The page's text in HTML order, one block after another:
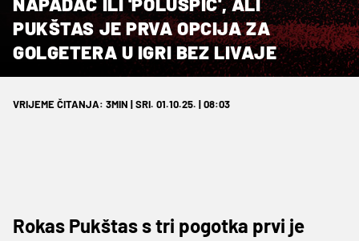
PUKŠTAS JE PRVA OPCIJA ZA
GOLGETERA U IGRI BEZ LIVAJE
VRIJEME ČITANJA: 3MIN | SRI. 01.10.25. | 08:03
Rokas Pukštas s tri pogotka prvi je